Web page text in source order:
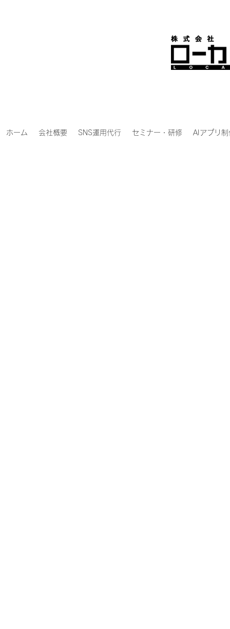
ホーム 会社概要 SNS運用代行 セミナー・研修 AIアプリ制